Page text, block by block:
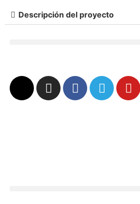
Descripción del proyecto